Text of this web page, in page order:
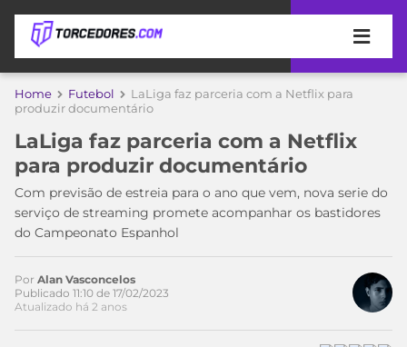
APOSTAS
DE
APOSTA
MELHORES
SITES
DE
APOSTAS
2026
COPA
DO
MUNDO
MEU
TIME
CAMPEONATOS
Home Futebol
LaLiga faz parceria com a Netflix para
produzir documentário
LaLiga faz parceria com a Netflix
para produzir documentário
Com previsão de estreia para o ano que vem, nova serie do
serviço de streaming promete acompanhar os bastidores
do Campeonato Espanhol
Por Alan Vasconcelos
Publicado 11:10 de 17/02/2023
Atualizado há 2 anos